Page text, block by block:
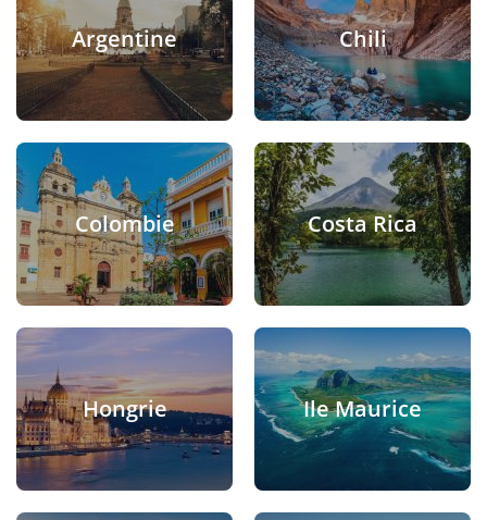
Argentine Chili
Colombie Costa Rica
Hongrie Ile Maurice